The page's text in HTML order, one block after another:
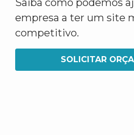
Saiba como podemos
empresa a ter um site
competitivo.
SOLICITAR